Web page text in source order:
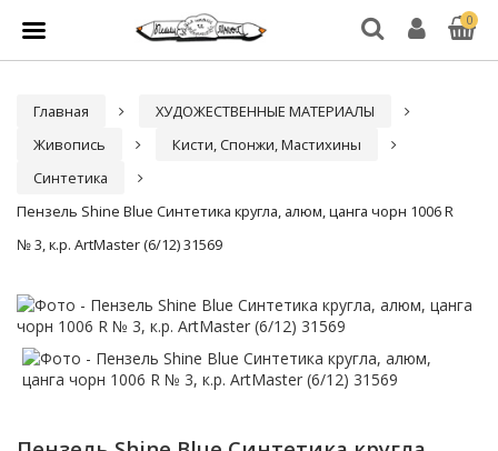
0
Главная
ХУДОЖЕСТВЕННЫЕ МАТЕРИАЛЫ
Живопись
Кисти, Спонжи, Мастихины
Синтетика
Пензель Shine Blue Синтетика кругла, алюм, цанга чорн 1006 R
№ 3, к.р. ArtMaster (6/12) 31569